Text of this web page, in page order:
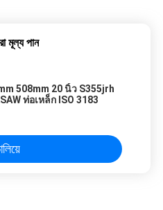
it up properly!""The Pico
adjustment is
that sweet spot makes all
eye strain during long
মূল্য পান
508mm 20 นิ้ว S355jrh
ท่อเหล็ก ISO 3183